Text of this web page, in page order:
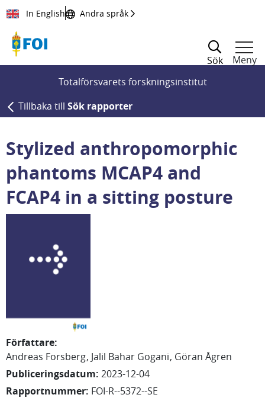
Till innehållet
In English Andra språk
Sök
Meny
Totalförsvarets forskningsinstitut
Tillbaka till Sök rapporter
Stylized anthropomorphic
phantoms MCAP4 and
FCAP4 in a sitting posture
Författare:
Andreas Forsberg Jalil Bahar Gogani Göran Ågren
Publiceringsdatum: 2023-12-04
Rapportnummer: FOI-R--5372--SE